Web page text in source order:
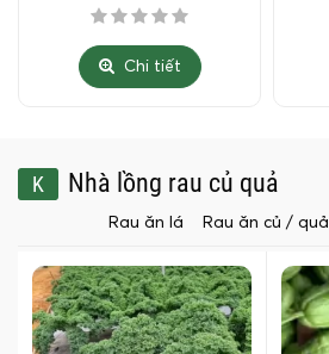
Chi tiết
K Nhà lồng rau củ quả
Rau ăn lá Rau ăn củ / quả